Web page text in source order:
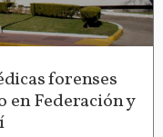
forenses
Federación y